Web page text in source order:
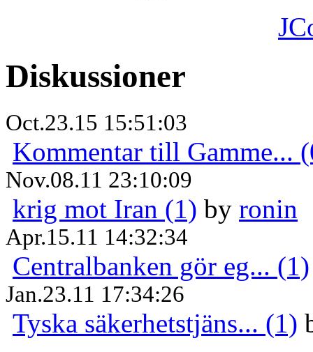
Diskussioner
Oct.23.15 15:51:03
Kommentar till Gamme...
Nov.08.11 23:10:09
krig mot Iran (1) by ronin
Apr.15.11 14:32:34
Centralbanken gör eg... (1)
Jan.23.11 17:34:26
Tyska säkerhetstjäns... (1)